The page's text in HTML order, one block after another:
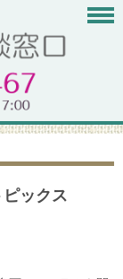
ックス